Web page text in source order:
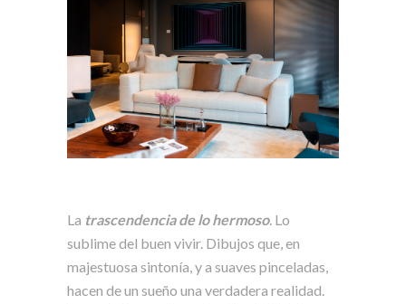
La trascendencia de lo hermoso. Lo
sublime del buen vivir. Dibujos que, en
majestuosa sintonía, y a suaves pinceladas,
hacen de un sueño una verdadera realidad.